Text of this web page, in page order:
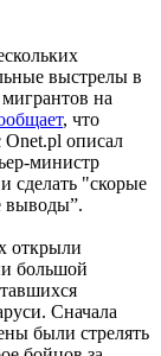
выстрелы в
на
, что
описал
министр
сделать "скорые
выводы”.
открыли
большой
Сначала
были стрелять